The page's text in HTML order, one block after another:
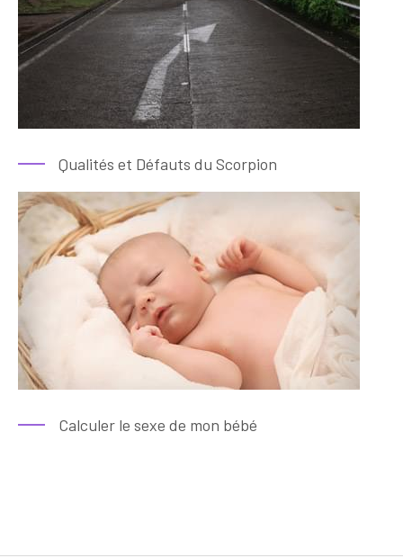
Qualités et Défauts du Scorpion
Calculer le sexe de mon bébé